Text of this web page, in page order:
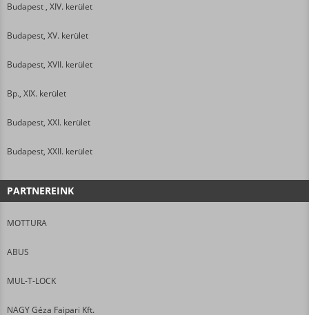
Budapest , XIV. kerület
Budapest, XV. kerület
Budapest, XVII. kerület
Bp., XIX. kerület
Budapest, XXI. kerület
Budapest, XXII. kerület
PARTNEREINK
MOTTURA
ABUS
MUL-T-LOCK
NAGY Géza Faipari Kft.